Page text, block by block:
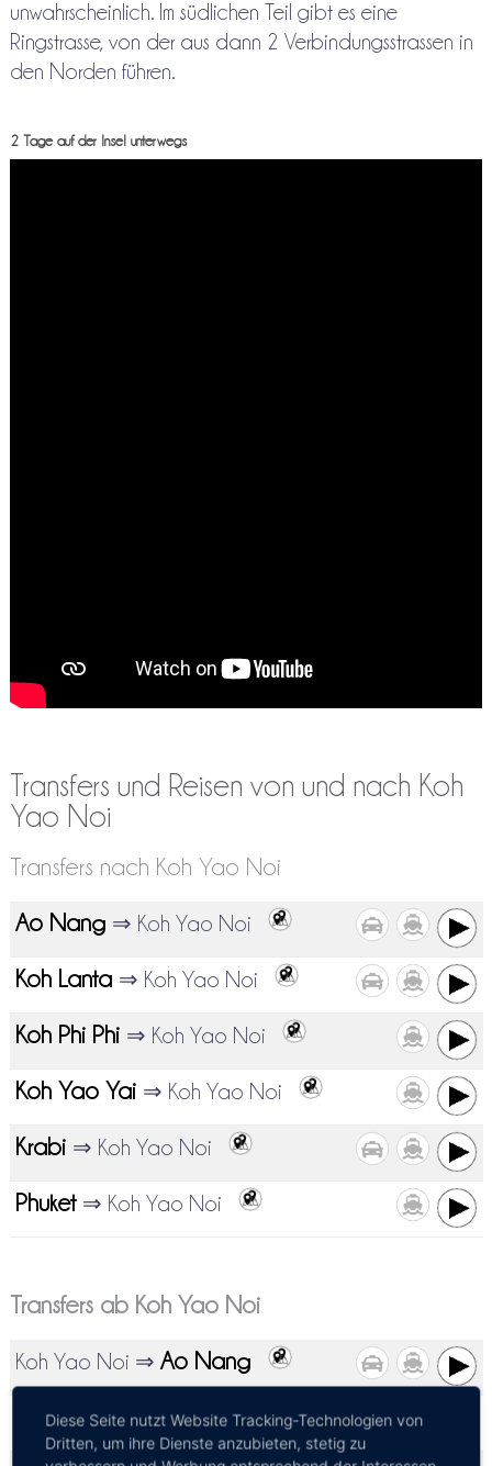
unwahrscheinlich. Im südlichen Teil gibt es eine
Ringstrasse, von der aus dann 2 Verbindungsstrassen in
den Norden führen.
2 Tage auf der Insel unterwegs
Transfers und Reisen von und nach Koh
Yao Noi
Transfers nach Koh Yao Noi
Ao Nang ⇒ Koh Yao Noi
Koh Lanta ⇒ Koh Yao Noi
Koh Phi Phi ⇒ Koh Yao Noi
Koh Yao Yai ⇒ Koh Yao Noi
Krabi ⇒ Koh Yao Noi
Phuket ⇒ Koh Yao Noi
Transfers ab Koh Yao Noi
Koh Yao Noi ⇒ Ao Nang
Koh Yao Noi ⇒Koh Lanta
Diese Seite nutzt Website Tracking-Technologien von
Dritten, um ihre Dienste anzubieten, stetig zu